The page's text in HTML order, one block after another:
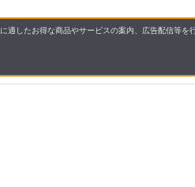
適したお得な商品やサービスの案内、広告配信等